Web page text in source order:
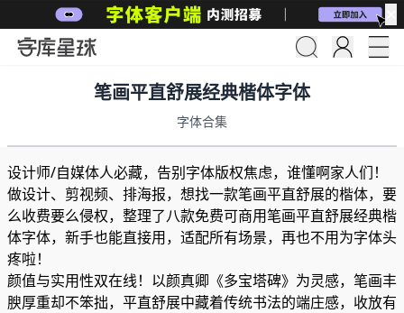
笔画平直舒展经典楷体字体
字体合集
设计师/自媒体人必藏，告别字体版权焦虑，谁懂啊家人们！
做设计、剪视频、排海报，想找一款笔画平直舒展的楷体，要
么收费要么侵权，整理了八款免费可商用笔画平直舒展经典楷
体字体，新手也能直接用，适配所有场景，再也不用为字体头
疼啦！
颜值与实用性双在线！以颜真卿《多宝塔碑》为灵感，笔画丰
腴厚重却不笨拙，平直舒展中藏着传统书法的端庄感，收放有